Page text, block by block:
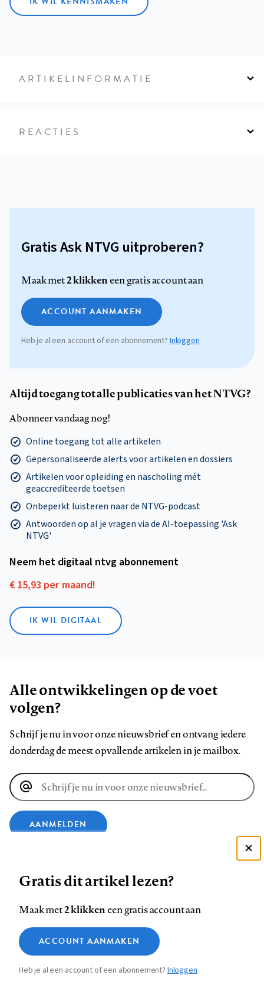
ARTIKELINFORMATIE
REACTIES
Gratis Ask NTVG uitproberen?
Maak met2 klikkeneen gratis account aan
ACCOUNT AANMAKEN
Heb je al een account of een abonnement?Inloggen
Altijd toegang tot alle publicaties van het NTVG?
Abonneer vandaag nog!
Online toegang tot alle artikelen
Gepersonaliseerde alerts voor artikelen en dossiers
Artikelen voor opleiding en nascholing mét
geaccrediteerde toetsen
Onbeperkt luisteren naar de NTVG-podcast
Antwoorden op al je vragen via de AI-toepassing 'Ask
NTVG'
Neem het digitaal ntvg abonnement
€ 15,93 per maand!
IK WIL DIGITAAL
Alle ontwikkelingen op de voet
volgen?
Schrijf je nu in voor onze nieuwsbrief en ontvang iedere
donderdag de meest opvallende artikelen in je mailbox.
E-
mailadres
AANMELDEN
op
Facebook
op
LinkedIn
op
Bluesky
ons
op
InstagramYouTube
Footer
Contact Colofon Disclaimer Privacy
Medische vragen verdienen
betrouwbare antwoorden
Zie onze cookie policy
Analytische cookies
Marketing cookies
Gratis dit artikel lezen?
Maak met2 klikkeneen gratis account aan
ACCOUNT AANMAKEN
Heb je al een account of een abonnement?Inloggen